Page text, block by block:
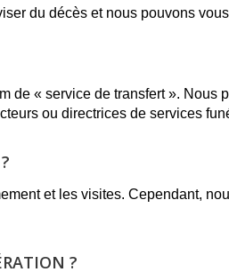
du décès et nous pouvons
« service de transfert ». Nous
ou directrices de services
et les visites. Cependant,
?